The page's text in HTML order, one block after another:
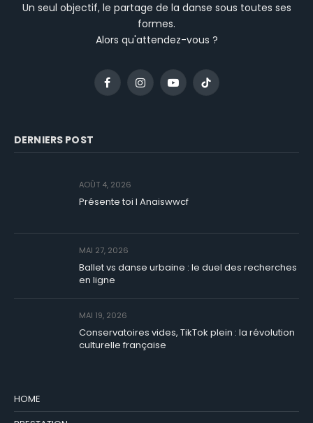
Un seul objectif, le partage de la danse sous toutes ses
formes.
Alors qu'attendez-vous ?
FacebookInstagramYouTubeTikTok
DERNIERS POST
AOÛT 4, 2026
Présente toi I Anaiswwcf
MAI 27, 2026
Ballet vs danse urbaine : le duel des recherches
en ligne
MAI 19, 2026
Conservatoires vides, TikTok plein : la révolution
culturelle française
HOME